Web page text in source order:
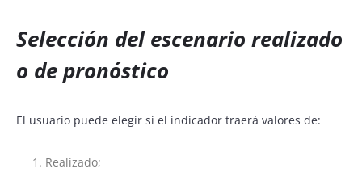
Selección del escenario realizado
o de pronóstico
El usuario puede elegir si el indicador traerá valores de:
Realizado;